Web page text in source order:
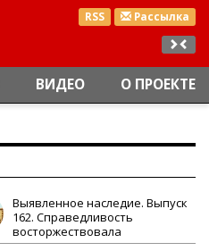
RSS Рассылка
ВИДЕО О ПРОЕКТЕ
Выявленное наследие. Выпуск
162. Справедливость
восторжествовала